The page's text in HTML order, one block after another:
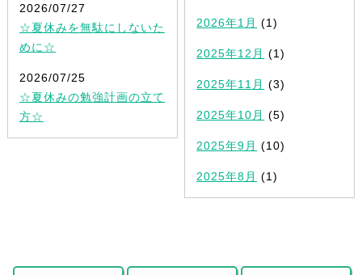
2026/07/27
☆夏休みを無駄にしないた
めに☆
2026/07/25
☆夏休みの勉強計画の立て
方☆
2026年1月 (1)
2025年12月 (1)
2025年11月 (3)
2025年10月 (5)
2025年9月 (10)
2025年8月 (1)